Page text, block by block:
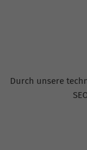
Durch unsere